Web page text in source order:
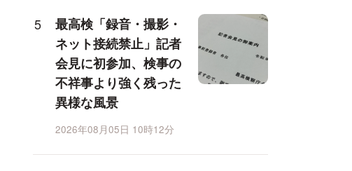
最高検「録音・撮影・
ネット接続禁止」記者
会見に初参加、検事の
不祥事より強く残った
異様な風景
2026年08月05日 10時12分